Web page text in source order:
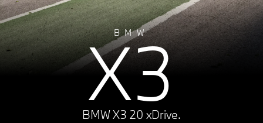
BMW
X3
BMW X3 20 xDrive.